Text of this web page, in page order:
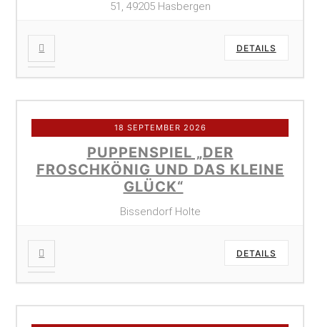
51, 49205 Hasbergen
DETAILS
18 SEPTEMBER 2026
PUPPENSPIEL „DER
FROSCHKÖNIG UND DAS KLEINE
GLÜCK“
Bissendorf Holte
DETAILS